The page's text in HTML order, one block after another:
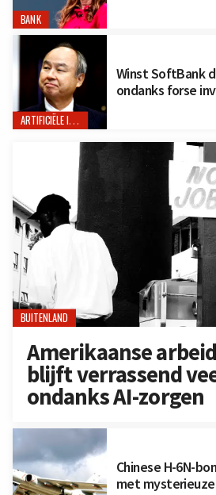
BANK
ARTIFICIËLE INTELLIGENTIE
Winst SoftBank
ondanks forse
BUITENLAND
Amerikaanse
blijft verrassend
ondanks AI-zorgen
Chinese H-6N-
met